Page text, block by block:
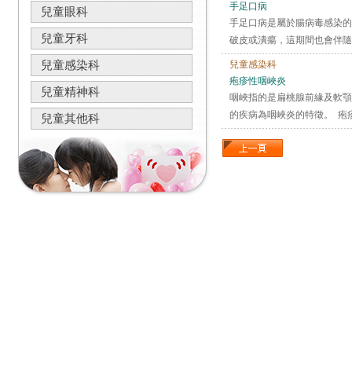
兒童眼科
兒童牙科
兒童感染科
兒童精神科
兒童其他科
手足口病
手足口病是屬於腸病毒感染
破皮或潰瘍，這期間也會伴
兒童感染科
疱疹性咽峽炎
咽峽指的是扁桃腺前緣及軟
的疾病為咽峽炎的特徵。 疱